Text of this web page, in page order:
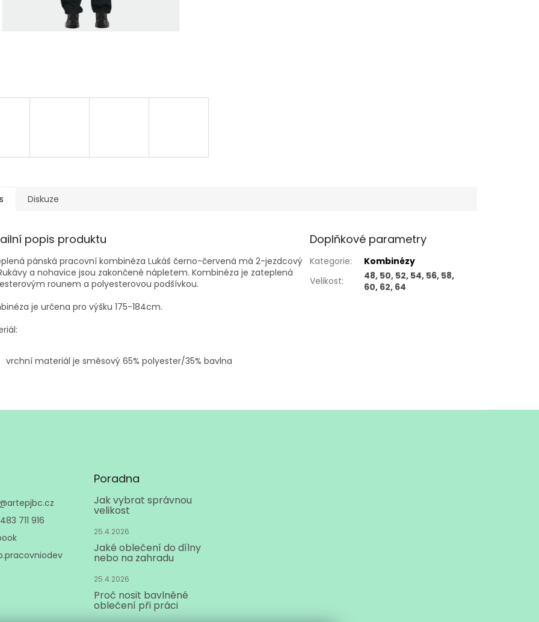
Diskuze
popis produktu
pánská pracovní kombinéza Lukáš černo-červená má 2-jezdcový
a nohavice jsou zakončené nápletem. Kombinéza je zateplená
rounem a polyesterovou podšívkou.
je určena pro výšku 175-184cm.
vrchní materiál je směsový 65% polyester/35% bavlna
Doplňkové parametry
Kategorie:
Kombinézy
Velikost:
48, 50, 52, 54, 56, 58,
60, 62, 64
artepjbc.cz
711 916
Poradna
Jak vybrat správnou
velikost
25.4.2026
Jaké oblečení do dílny
nebo na zahradu
25.4.2026
Proč nosit bavlněné
oblečení při práci